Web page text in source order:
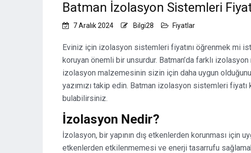
Batman İzolasyon Sistemleri
7 Aralık 2024 Bilgi28 Fiyatlar
Eviniz için izolasyon sistemleri fiyatını öğrenmek mi
koruyan önemli bir unsurdur. Batman’da farklı
izolasyon malzemesinin sizin için daha uygun
yazımızı takip edin. Batman izolasyon sistemleri
bulabilirsiniz.
İzolasyon Nedir?
İzolasyon, bir yapının dış etkenlerden korunması için
etkenlerden etkilenmemesi ve enerji tasarrufu